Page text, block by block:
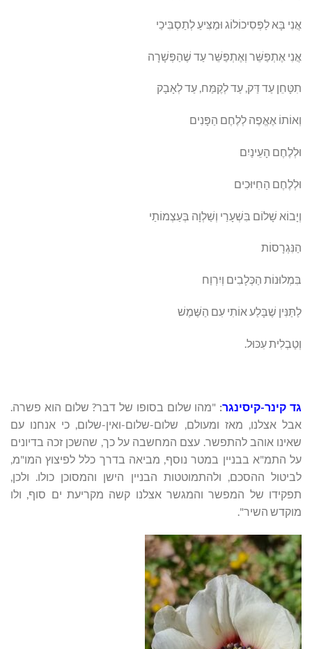
אֲנִי בָּא לַפְּסִיכוֹלוֹג וּמַצִּיעַ לְתַסְבִּיכַי
אֲנִי אֶתְפַּשֵּׁר וְאֶתְפַּשֵּׁר עַד שֶׁהַפְּשָׁרָה
תִטָּחֵן עַד דַּק, עַד לְקֶמַּח, עַד לְאָבָק
וְאוֹתוֹ אֶאֱפֶה לְלֶחֶם הַפָּנִים
וּלְלֶחֶם הָעֵינַיִם
וּלְלֶחֶם הַחִיּוּכִים
וְיָבוֹא שָׁלוֹם בִּשְׁעָרַי וְשַׁלְוָה בְּעַצְמוֹתַי
הַנִּגְרָסוֹת
בִּמְלוּנוֹת הַכְּלָבִים וְיִרְוַח
לַתַּנִּין שֶׁבָּלַע אוֹתִי עִם הַשֶּׁמֶשׁ
וְטַבְלִית עִכּוּל.
גד קינר-קיסינגר: "מהו שלום בסופו של דבר? שלום הוא פשרה.
אבל אצלנו, מאז ומעולם, שלום-שלום-ואין-שלום, כי אנחנו עם
שאינו אוהב להתפשר. עצם המחשבה על כך, שהשכן זכה בדיונים
על התמ"א בבניין במטר נוסף, מביאה בדרך כלל לפיצוץ המו"מ,
לביטול ההסכם, ולהתמוטטות הבניין הישן והמסוכן כולו. ולכן,
תפקידו של המפשר והמגשר אצלנו קשה מקריעת ים סוף, ולו
מוקדש השיר".